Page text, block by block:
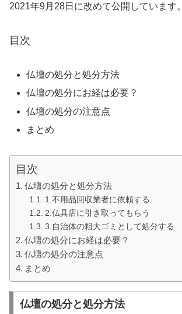
2021年9月28日に改めて公開しています。
目次
仏壇の処分と処分方法
仏壇の処分にお経は必要？
仏壇の処分の注意点
まとめ
目次
仏壇の処分と処分方法
1.不用品回収業者に依頼する
2.仏具店に引き取ってもらう
3.自治体の粗大ゴミとして処分する
仏壇の処分にお経は必要？
仏壇の処分の注意点
まとめ
仏壇の処分と処分方法